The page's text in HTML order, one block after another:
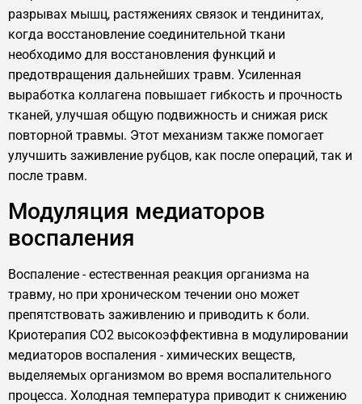
разрывах мышц, растяжениях связок и тендинитах,
когда восстановление соединительной ткани
необходимо для восстановления функций и
предотвращения дальнейших травм. Усиленная
выработка коллагена повышает гибкость и прочность
тканей, улучшая общую подвижность и снижая риск
повторной травмы. Этот механизм также помогает
улучшить заживление рубцов, как после операций, так и
после травм.
Модуляция медиаторов
воспаления
Воспаление - естественная реакция организма на
травму, но при хроническом течении оно может
препятствовать заживлению и приводить к боли.
Криотерапия CO2 высокоэффективна в модулировании
медиаторов воспаления - химических веществ,
выделяемых организмом во время воспалительного
процесса. Холодная температура приводит к снижению